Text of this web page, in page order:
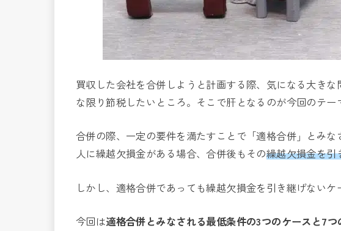
買収した会社を合併しようと計画する際、気になる大きな
な限り節税したいところ。そこで肝となるのが今回のテー
合併の際、一定の要件を満たすことで「適格合併」とみ
人に繰越欠損金がある場合、合併後もその繰越欠損金を引
しかし、適格合併であっても繰越欠損金を引き継げないケ
今回は適格合併とみなされる最低条件の3つのケースと7つ